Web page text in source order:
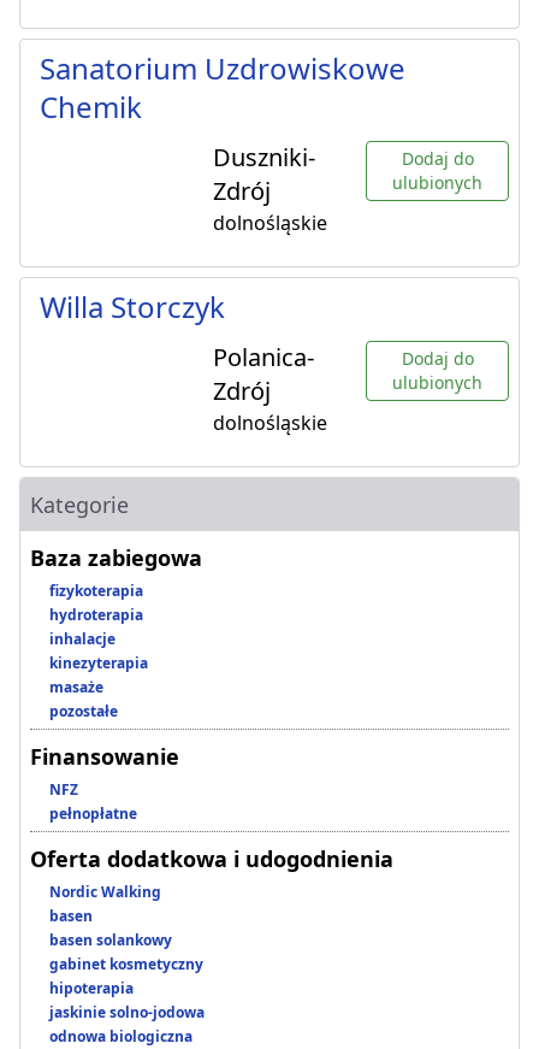
Sanatorium Uzdrowiskowe
Chemik
Duszniki-
Zdrój
dolnośląskie
Dodaj do
ulubionych
Willa Storczyk
Polanica-
Zdrój
dolnośląskie
Dodaj do
ulubionych
Kategorie
Baza zabiegowa
fizykoterapia
hydroterapia
inhalacje
kinezyterapia
masaże
pozostałe
Finansowanie
NFZ
pełnopłatne
Oferta dodatkowa i udogodnienia
Nordic Walking
basen
basen solankowy
gabinet kosmetyczny
hipoterapia
jaskinie solno-jodowa
odnowa biologiczna